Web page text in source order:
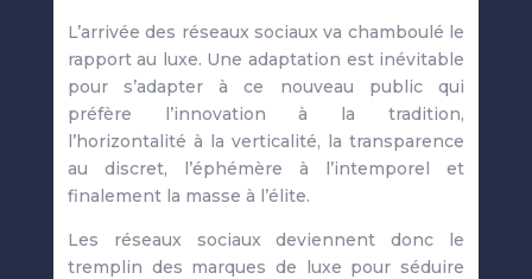
L’arrivée des réseaux sociaux va chamboulé le
rapport au luxe. Une adaptation est inévitable
pour s’adapter à ce nouveau public qui
préfère l’innovation à la tradition,
l’horizontalité à la verticalité, la transparence
au discret, l’éphémère à l’intemporel et
finalement la masse à l’élite.
Les réseaux sociaux deviennent donc le
tremplin des marques de luxe pour séduire